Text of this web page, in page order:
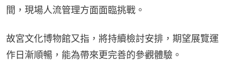
間，現場人流管理方面面臨挑戰。
故宮文化博物館又指，將持續檢討安排，期望展覽運
作日漸順暢，能為帶來更完善的參觀體驗。